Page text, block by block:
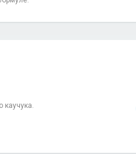
каучука.